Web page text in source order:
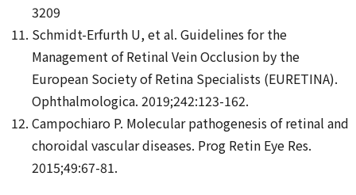
3209
Schmidt-Erfurth U, et al. Guidelines for the
Management of Retinal Vein Occlusion by the
European Society of Retina Specialists (EURETINA).
Ophthalmologica. 2019;242:123-162.
Campochiaro P. Molecular pathogenesis of retinal and
choroidal vascular diseases. Prog Retin Eye Res.
2015;49:67-81.